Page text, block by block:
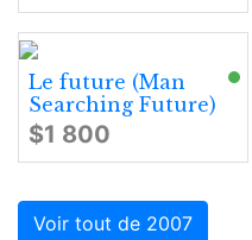
Le future (Man
Searching Future)
$1 800
Voir tout de 2007